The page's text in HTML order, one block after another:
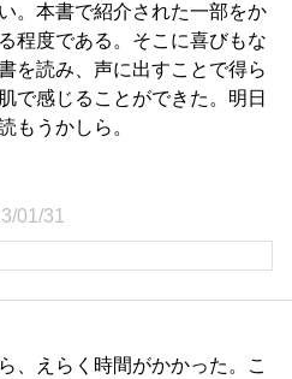
。本書で紹介された一部をか
程度である。そこに喜びもな
を読み、声に出すことで得ら
で感じることができた。明日
もうかしら。
01/31
、えらく時間がかかった。こ